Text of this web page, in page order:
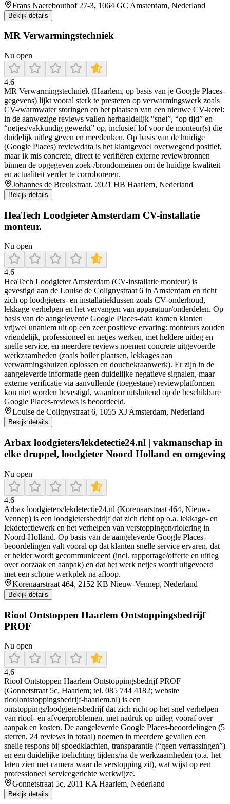
Frans Naerebouthof 27-3, 1064 GC Amsterdam, Nederland
Bekijk details
MR Verwarmingstechniek
Nu open
4.6
MR Verwarmingstechniek (Haarlem, op basis van je Google Places-
gegevens) lijkt vooral sterk te presteren op verwarmingswerk zoals
CV-/warmwater storingen en het plaatsen van een nieuwe CV-ketel:
in de aanwezige reviews vallen herhaaldelijk “snel”, “op tijd” en
“netjes/vakkundig gewerkt” op, inclusief lof voor de monteur(s) die
duidelijk uitleg geven en meedenken. Op basis van de huidige
(Google Places) reviewdata is het klantgevoel overwegend positief,
maar ik mis concrete, direct te verifiëren externe reviewbronnen
binnen de opgegeven zoek-/brondomeinen om de huidige kwaliteit
en actualiteit verder te corroboreren.
Johannes de Breukstraat, 2021 HB Haarlem, Nederland
Bekijk details
HeaTech Loodgieter Amsterdam CV-installatie
monteur.
Nu open
4.6
HeaTech Loodgieter Amsterdam (CV-installatie monteur) is
gevestigd aan de Louise de Colignystraat 6 in Amsterdam en richt
zich op loodgieters- en installatieklussen zoals CV-onderhoud,
lekkage verhelpen en het vervangen van apparatuur/onderdelen. Op
basis van de aangeleverde Google Places-data komen klanten
vrijwel unaniem uit op een zeer positieve ervaring: monteurs zouden
vriendelijk, professioneel en netjes werken, met heldere uitleg en
snelle service, en meerdere reviews noemen concrete uitgevoerde
werkzaamheden (zoals boiler plaatsen, lekkages aan
verwarmingsbuizen oplossen en douchekraanwerk). Er zijn in de
aangeleverde informatie geen duidelijke negatieve signalen, maar
externe verificatie via aanvullende (toegestane) reviewplatformen
kon niet worden bevestigd, waardoor uitsluitend op de beschikbare
Google Places-reviews is beoordeeld.
Louise de Colignystraat 6, 1055 XJ Amsterdam, Nederland
Bekijk details
Arbax loodgieters/lekdetectie24.nl | vakmanschap in
elke druppel, loodgieter Noord Holland en omgeving
Nu open
4.6
Arbax loodgieters/lekdetectie24.nl (Korenaarstraat 464, Nieuw-
Vennep) is een loodgietersbedrijf dat zich richt op o.a. lekkage- en
lekdetectiewerk en het verhelpen van verstoppingen/riolering in
Noord-Holland. Op basis van de aangeleverde Google Places-
beoordelingen valt vooral op dat klanten snelle service ervaren, dat
er helder wordt gecommuniceerd (incl. rapportage/offerte en uitleg
over oorzaak en aanpak) en dat het werk netjes wordt uitgevoerd
met een schone werkplek na afloop.
Korenaarstraat 464, 2152 KB Nieuw-Vennep, Nederland
Bekijk details
Riool Ontstoppen Haarlem Ontstoppingsbedrijf
PROF
Nu open
4.6
Riool Ontstoppen Haarlem Ontstoppingsbedrijf PROF
(Gonnetstraat 5c, Haarlem; tel. 085 744 4182; website
rioolontstoppingsbedrijf-haarlem.nl) is een
ontstoppings/loodgietersbedrijf dat zich richt op het snel verhelpen
van riool- en afvoerproblemen, met nadruk op uitleg vooraf over
aanpak en kosten. De aangeleverde Google Places-beoordelingen (5
sterren, 24 reviews in totaal) noemen in meerdere gevallen een
snelle respons bij spoedklachten, transparantie (“geen verrassingen”)
en een duidelijke toelichting tijdens/na de werkzaamheden (o.a. het
laten zien met camera waar de verstopping zit), wat wijst op een
professioneel servicegerichte werkwijze.
Gonnetstraat 5c, 2011 KA Haarlem, Nederland
Bekijk details